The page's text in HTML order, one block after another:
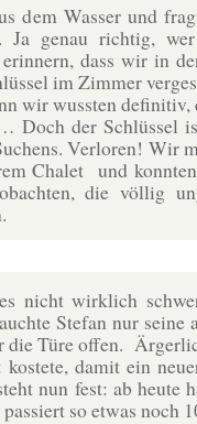
dem Wasser und
Ja genau richtig,
dass wir in
im Zimmer
wir wussten definitiv,
Doch der Schlüssel
Verloren! Wir
Chalet und
die völlig
nicht wirklich
Stefan nur seine
Türe offen.
damit ein
nun fest: ab heute
so etwas noch